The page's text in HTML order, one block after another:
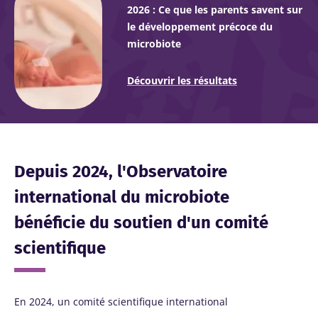
2026 : Ce que les parents savent sur
le développement précoce du
microbiote
Découvrir les résultats
Depuis 2024, l'Observatoire
international du microbiote
bénéficie du soutien d'un comité
scientifique
En 2024, un comité scientifique international